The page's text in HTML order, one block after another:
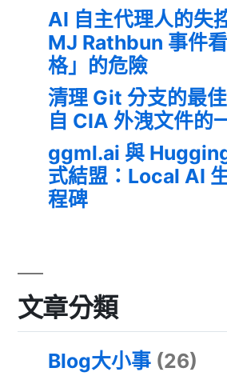
AI 自主代理人的失
MJ Rathbun 事件
格」的危險
清理 Git 分支的最
自 CIA 外洩文件的
ggml.ai 與
式結盟：Local AI
程碑
文章分類
Blog大小事 (26)